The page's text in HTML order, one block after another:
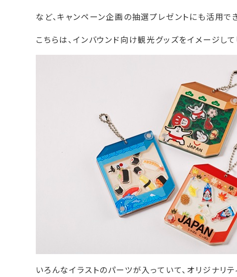
など、キャンペーン企画の抽選プレゼントにも活用で
こちらは、インバウンド向け観光グッズをイメージして
いろんなイラストのパーツが入っていて、オリジナリ